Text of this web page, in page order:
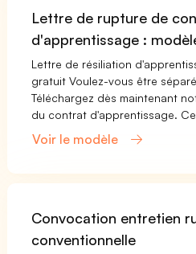
Lettre de rupture de
d'apprentissage :
Lettre de résiliation
gratuit Voulez-vous être
Téléchargez dès maintenant
du contrat d'apprentissage.
Voir le modèle
Convocation entretien
conventionnelle